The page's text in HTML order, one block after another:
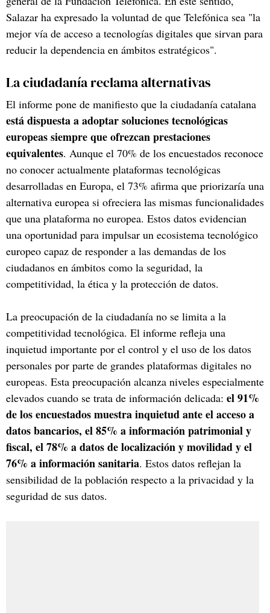
Salazar ha expresado la voluntad de que Telefónica sea "la
mejor vía de acceso a tecnologías digitales que sirvan para
reducir la dependencia en ámbitos estratégicos".
La ciudadanía reclama alternativas
El informe pone de manifiesto que la ciudadanía catalana
está dispuesta a adoptar soluciones tecnológicas
europeas siempre que ofrezcan prestaciones
equivalentes. Aunque el 70% de los encuestados reconoce
no conocer actualmente plataformas tecnológicas
desarrolladas en Europa, el 73% afirma que priorizaría una
alternativa europea si ofreciera las mismas funcionalidades
que una plataforma no europea. Estos datos evidencian
una oportunidad para impulsar un ecosistema tecnológico
europeo capaz de responder a las demandas de los
ciudadanos en ámbitos como la seguridad, la
competitividad, la ética y la protección de datos.
La preocupación de la ciudadanía no se limita a la
competitividad tecnológica. El informe refleja una
inquietud importante por el control y el uso de los datos
personales por parte de grandes plataformas digitales no
europeas. Esta preocupación alcanza niveles especialmente
elevados cuando se trata de información delicada: el 91%
de los encuestados muestra inquietud ante el acceso a
datos bancarios, el 85% a información patrimonial y
fiscal, el 78% a datos de localización y movilidad y el
76% a información sanitaria. Estos datos reflejan la
sensibilidad de la población respecto a la privacidad y la
seguridad de sus datos.